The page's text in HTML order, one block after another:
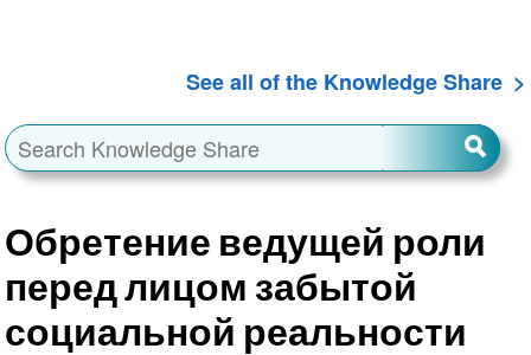
See all of the Knowledge Share
Обретение ведущей роли
перед лицом забытой
социальной реальности